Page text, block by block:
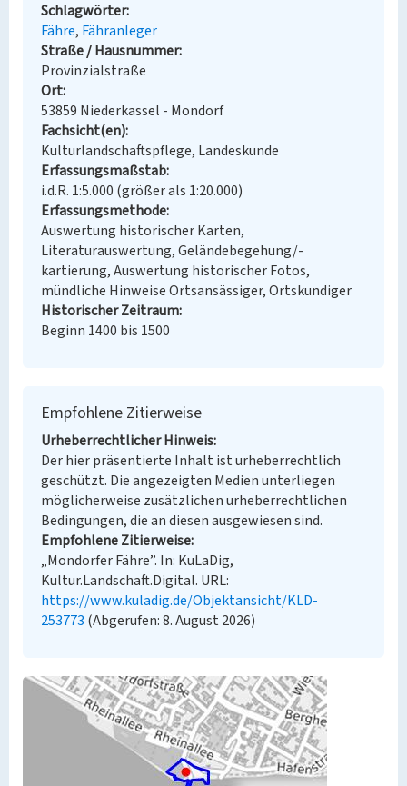
Schlagwörter
Fähre Fähranleger
Straße / Hausnummer
Provinzialstraße
Ort
53859 Niederkassel - Mondorf
Fachsicht(en)
Kulturlandschaftspflege, Landeskunde
Erfassungsmaßstab
i.d.R. 1:5.000 (größer als 1:20.000)
Erfassungsmethode
Auswertung historischer Karten,
Literaturauswertung, Geländebegehung/-
kartierung, Auswertung historischer Fotos,
mündliche Hinweise Ortsansässiger, Ortskundiger
Historischer Zeitraum
Beginn 1400 bis 1500
Empfohlene Zitierweise
Urheberrechtlicher Hinweis
Der hier präsentierte Inhalt ist urheberrechtlich
geschützt. Die angezeigten Medien unterliegen
möglicherweise zusätzlichen urheberrechtlichen
Bedingungen, die an diesen ausgewiesen sind.
Empfohlene Zitierweise
„Mondorfer Fähre”. In: KuLaDig,
Kultur.Landschaft.Digital. URL:
https://www.kuladig.de/Objektansicht/KLD-
253773 (Abgerufen: 8. August 2026)